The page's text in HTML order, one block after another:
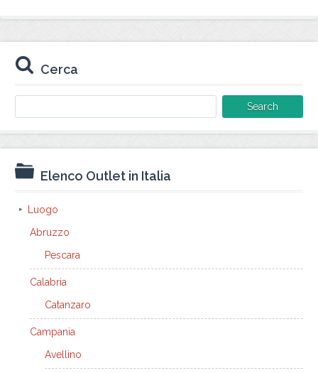
Cerca
for:
Elenco Outlet in Italia
Luogo
Abruzzo
Pescara
Calabria
Catanzaro
Campania
Avellino